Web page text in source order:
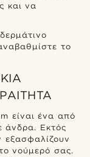
και να
το
είναι ένα από
άνδρα. Εκτός
εξασφαλίζουν
νούμερό σας.